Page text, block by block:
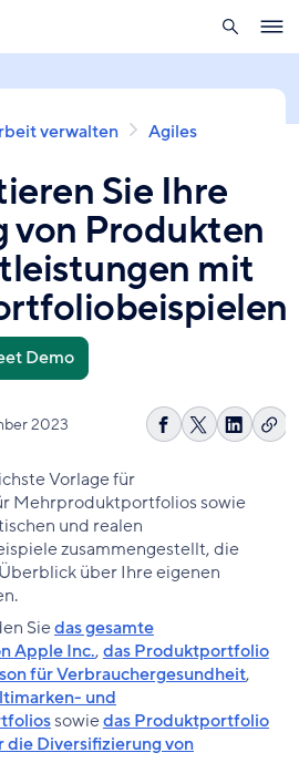
öffnen
verwalten
Agiles
Sie Ihre
von Produkten
mit
Demo
2023
Auf ShareAuf
Vorlage für
Mehrproduktportfolios sowie
und realen
zusammengestellt, die
über Ihre eigenen
Siedas gesamte
Apple Inc.,das Produktportfolio
für Verbrauchergesundheit,
und
sowiedas Produktportfolio
die Diversifizierung von